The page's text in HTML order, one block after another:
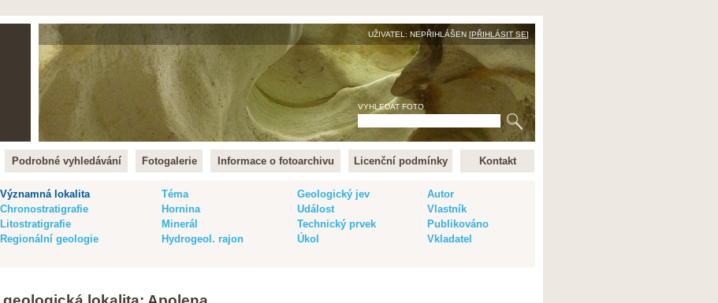
UŽIVATEL: NEPŘIHLÁŠEN [PŘIHLÁSIT SE]
VYHLEDAT FOTO
Podrobné vyhledávání Fotogalerie Informace o fotoarchivu Licenční podmínky Kontakt
Významná lokalita Téma Geologický jev
Autor
Chronostratigrafie Hornina Událost
Vlastník
Litostratigrafie Minerál Technický prvek
Publikováno
Regionální geologie Hydrogeol. rajon Úkol
Vkladatel